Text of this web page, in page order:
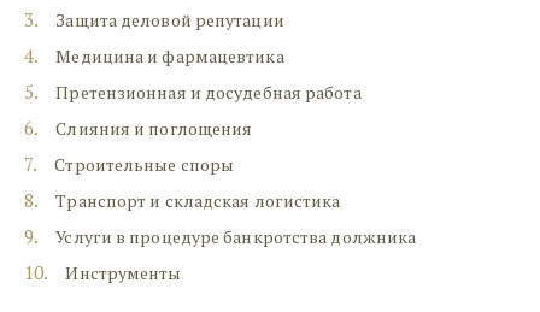
Защита деловой репутации
Медицина и фармацевтика
Претензионная и досудебная работа
Слияния и поглощения
Строительные споры
Транспорт и складская логистика
Услуги в процедуре банкротства должника
Инструменты